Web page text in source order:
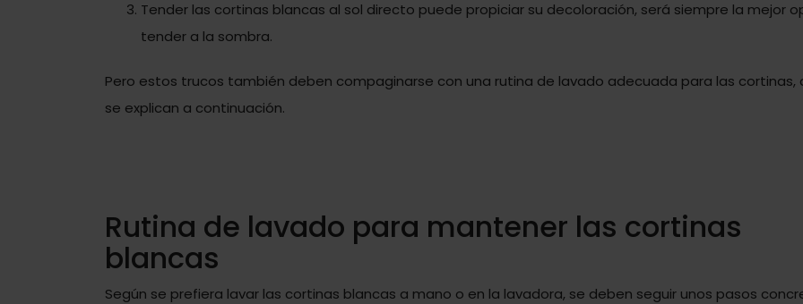
Tender las cortinas blancas al sol directo puede propiciar su decoloración, será siempre la mejor
tender a la sombra.
Pero estos trucos también deben compaginarse con una rutina de lavado adecuada para las cortinas,
se explican a continuación.
Rutina de lavado para mantener las cortinas
blancas
Según se prefiera lavar las cortinas blancas a mano o en la lavadora, se deben seguir unos pasos